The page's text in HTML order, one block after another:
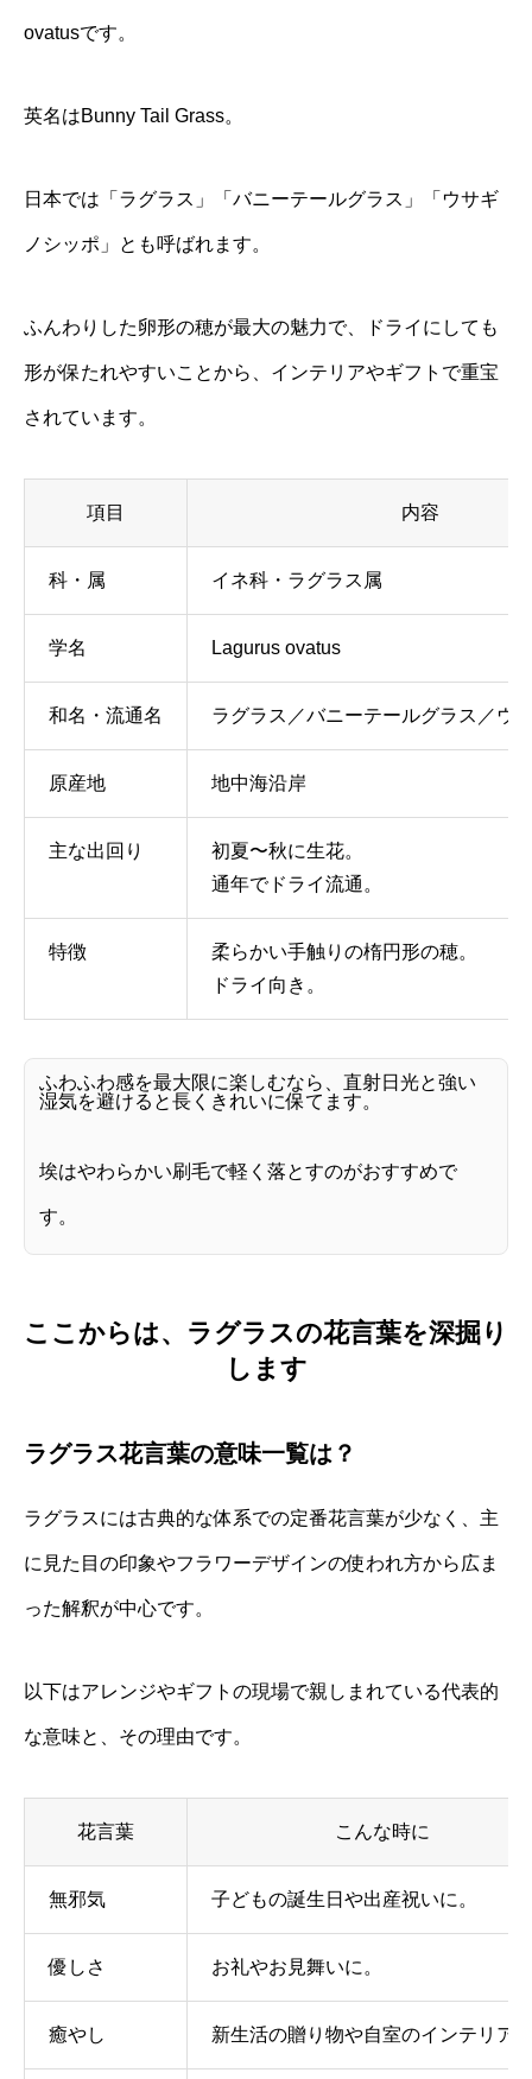
ovatusです。
英名はBunny Tail Grass。
日本では「ラグラス」「バニーテールグラス」「ウサギ
ノシッポ」とも呼ばれます。
ふんわりした卵形の穂が最大の魅力で、ドライにしても
形が保たれやすいことから、インテリアやギフトで重宝
されています。
項目 内容
科・属 イネ科・ラグラス属
学名 Lagurus ovatus
和名・流通名 ラグラス／バニーテールグラス／ウ
原産地 地中海沿岸
主な出回り
初夏〜秋に生花。
通年でドライ流通。
特徴
柔らかい手触りの楕円形の穂。
ドライ向き。
ふわふわ感を最大限に楽しむなら、直射日光と強い
湿気を避けると長くきれいに保てます。
埃はやわらかい刷毛で軽く落とすのがおすすめで
す。
ここからは、ラグラスの花言葉を深掘り
します
ラグラス花言葉の意味一覧は？
ラグラスには古典的な体系での定番花言葉が少なく、主
に見た目の印象やフラワーデザインの使われ方から広ま
った解釈が中心です。
以下はアレンジやギフトの現場で親しまれている代表的
な意味と、その理由です。
花言葉 こんな時に
無邪気 子どもの誕生日や出産祝いに。
優しさ お礼やお見舞いに。
癒やし 新生活の贈り物や自室のインテリア